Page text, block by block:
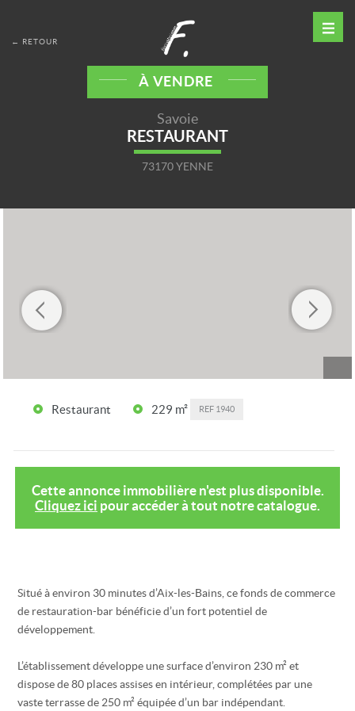
← RETOUR
À VENDRE
Savoie
RESTAURANT
73170 YENNE
Restaurant 229 m² REF 1940
Cette annonce immobilière n'est plus disponible.
Cliquez ici pour accéder à tout notre catalogue.
Situé à environ 30 minutes d’Aix-les-Bains, ce fonds de commerce
de restauration-bar bénéficie d’un fort potentiel de
développement.
L’établissement développe une surface d’environ 230 m² et
dispose de 80 places assises en intérieur, complétées par une
vaste terrasse de 250 m² équipée d’un bar indépendant.